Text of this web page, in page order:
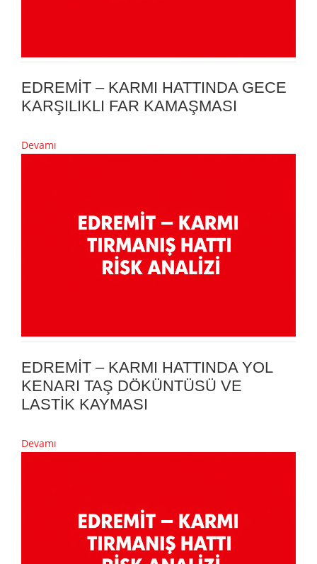
EDREMİT – KARMI HATTINDA GECE
KARŞILIKLI FAR KAMAŞMASI
Devamı
EDREMİT – KARMI HATTINDA YOL
KENARI TAŞ DÖKÜNTÜSÜ VE
LASTİK KAYMASI
Devamı